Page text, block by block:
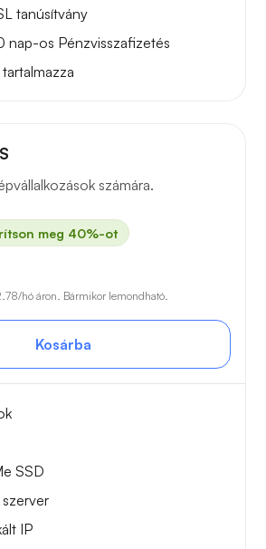
tanúsítvány
nap-os Pénzvisszafizetés
tartalmazza
számára.
meg 40%-ot
/hó áron. Bármikor lemondható.
Kosárba
SSD
IP